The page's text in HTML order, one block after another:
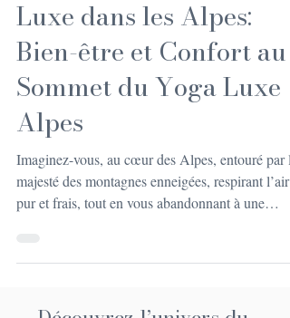
Retraite de Yoga de
Luxe dans les Alpes:
Bien-être et Confort au
Sommet du Yoga Luxe
Alpes
Imaginez-vous, au cœur des Alpes, entouré par la
expérience de yoga qui allie luxe, confort et bien-
luxe dans les Alpes, c’est bien plus qu’un simple